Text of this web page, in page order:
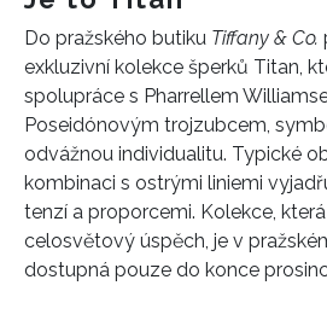
Do pražského butiku Tiffany & Co.
exkluzivní kolekce šperků Titan,
spolupráce s Pharrellem
Poseidónovým trojzubcem,
odvážnou individualitu. Typické
kombinaci s ostrými liniemi
tenzí a proporcemi. Kolekce,
celosvětový úspěch, je v
dostupná pouze do konce